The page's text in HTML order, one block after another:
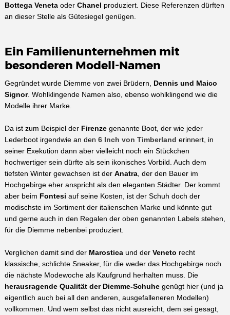
Bottega Venetaoder Chanel produziert. Diese Referenzen dürften
an dieser Stelle als Gütesiegel genügen.
Ein Familienunternehmen mit
besonderen Modell-Namen
Gegründet wurde Diemme von zwei Brüdern, Dennis und Maico
Signor. Wohlklingende Namen also, ebenso wohlklingend wie die
Modelle ihrer Marke.
Da ist zum Beispiel der Firenzegenannte Boot, der wie jeder
Lederboot irgendwie an den 6 Inch von Timberland erinnert, in
seiner Exekution dann aber vielleicht noch ein Stückchen
hochwertiger sein dürfte als sein ikonisches Vorbild. Auch dem
tiefsten Winter gewachsen ist der Anatra, der den Bauer im
Hochgebirge eher anspricht als den eleganten Städter. Der kommt
aber beim Fontesi auf seine Kosten, ist der Schuh doch der
modischste im Sortiment der italienschen Marke und könnte gut
und gerne auch in den Regalen der oben genannten Labels stehen,
für die Diemme nebenbei produziert.
Verglichen damit sind der Marosticaund der Veneto recht
klassische, schlichte Sneaker, für die weder das Hochgebirge noch
die nächste Modewoche als Kaufgrund herhalten muss. Die
herausragende Qualität der Diemme-Schuhegenügt hier (und ja
eigentlich auch bei all den anderen, ausgefalleneren Modellen)
vollkommen. Und wem selbst das nicht ausreicht, dem sei gesagt,